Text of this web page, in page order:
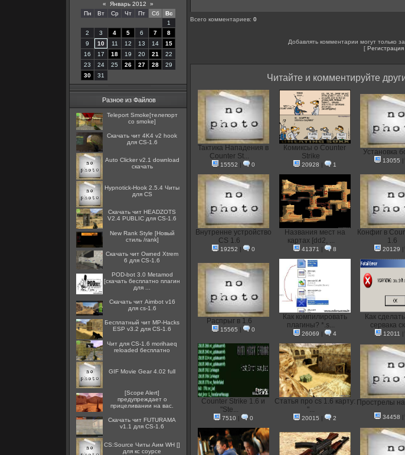
« Январь 2012
»
Пн
Вт Ср Чт Пт Сб
Вс
1
2
3 4 5 6 7
8
9
10 11 12 13 14
15
16
17 18 19 20 21
22
23
24 25 26 27 28
29
30
31
Разное из Файлов
Teleport Smoke[телепорт
со smoke]
Скачать чит 4K4 v2 hook
для CS-1.6
Auto Clicker v2.1 download
скачать
Hypnotick-Hook 2.5.4 Читы
для CS
Скачать чит HEADZOTS
V2.4 PUBLIC для CS-1.6
New Rank Style [Новый
стиль /rank]
Скачать чит Owned Xtrem
6 для CS-1.6
POD-bot 3.0 Metamod
[скачать бесплатно плагин
для ...
Скачать чит Aimbot v16
для cs-1.6
Бесплатный чит MP-Hacks
ESP v3.2 для CS-1.6
Чит для CS-1.6 morihaeq
reloaded бесплатно
GIF Movie Gear 4.02 full
[Scope Alert]
предупреждает о
прицеливании на вас.
Скачать чит FUTURAMA
v1.1 для CS-1.6
CS:Source Читы Аим WH []
для кс соурсе
Всего комментариев: 0
Добавлять комментарии могут только
[ Регистрация
Читайте и комментируйте
Тактика Нападения в
Counter St...
15552 | 0
Комиксы о Counter
Strike
20928 | 1
Установка
13055 |
Внутренне устройство
CS 1.6
19252 | 0
Названия мест на
картах [dd2, ...
41371 | 8
Конфиг в
1.6
20129 |
Распрыг в 1.6
15565 | 0
Как компилировать
плагины? *.s...
26069 | 4
Как
сервака
12011 |
Counter Strike 1.6 и
"Ste...
7510 | 0
Статья про cs 1.6 карту:
"...
20015 | 2
Прострелы
34458 |